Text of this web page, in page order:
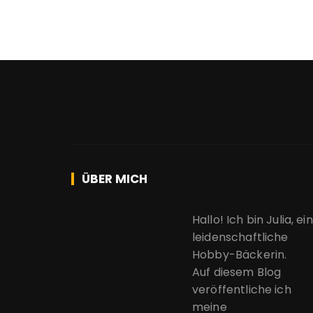
ÜBER MICH
Hallo! Ich bin Julia,
leidenschaftliche
Hobby-Bäckerin.
Auf diesem Blog
veröffentliche ich
meine